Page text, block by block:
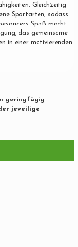
Gleichzeitig
Sportarten, sodass
Spaß macht.
das gemeinsame
in einer motivierenden
geringfügig
jeweilige